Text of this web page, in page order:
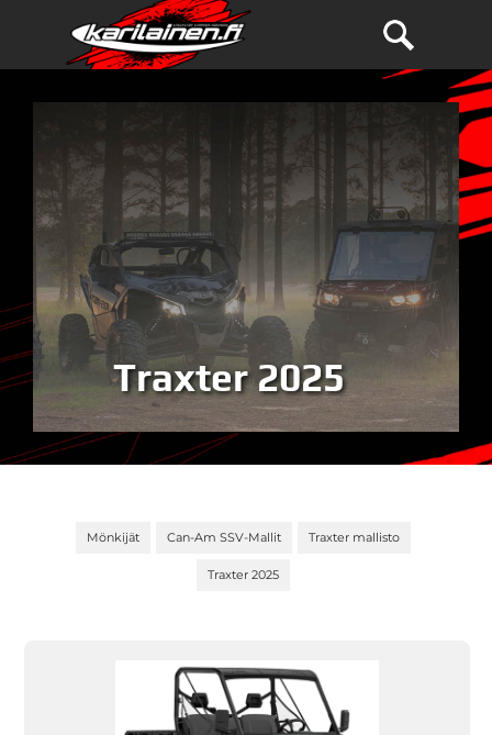
Traxter 2025
Mönkijät Can-Am SSV-Mallit Traxter mallisto
Traxter 2025